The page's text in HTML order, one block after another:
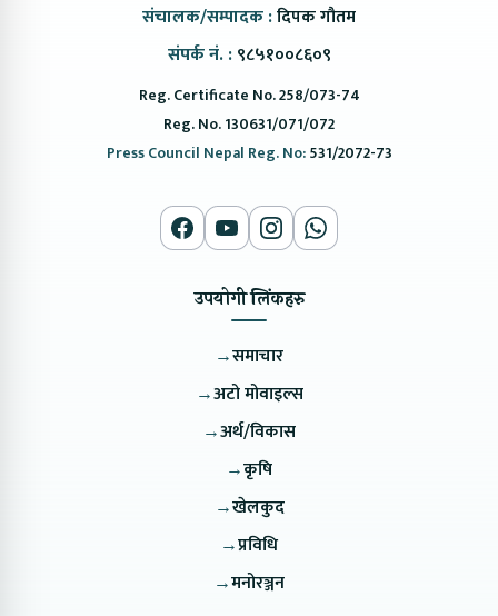
संचालक/सम्पादक :दिपक गौतम
संपर्क नं. : ९८५१००८६०९
Reg. Certificate No. 258/073-74
Reg. No. 130631/071/072
Press Council Nepal Reg. No:531/2072-73
उपयोगी लिंकहरु
→समाचार
→अटो मोवाइल्स
→अर्थ/विकास
→कृषि
→खेलकुद
→प्रविधि
→मनोरञ्जन